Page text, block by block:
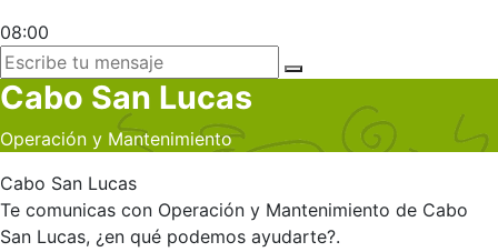
08:00
Cabo San Lucas
Operación y Mantenimiento
Cabo San Lucas
Te comunicas con Operación y Mantenimiento de Cabo
San Lucas, ¿en qué podemos ayudarte?.